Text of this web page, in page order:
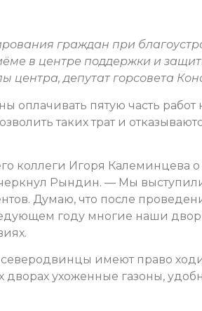
граждан при
в центре поддержки и
центра, депутат горсовета
оплачивать пятую часть
таких трат и
коллеги Игоря Калеминцева
Рындин. — Мы выступили
Думаю, что после
году многие наши
северодвинцы имеют право
дворах ухоженные газоны,